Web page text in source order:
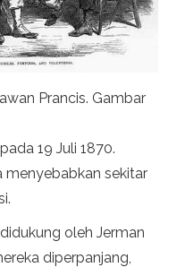
Prancis. Gambar
19 Juli 1870.
menyebabkan sekitar
oleh Jerman
diperpanjang,